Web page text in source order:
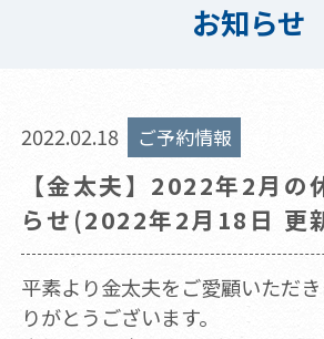
お知らせ
2022.02.18 ご予約情報
【金太夫】2022年2月の
らせ(2022年2月18日 更
平素より金太夫をご愛顧いただ
りがとうございます。